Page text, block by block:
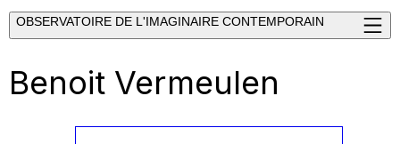
OBSERVATOIRE DE L'IMAGINAIRE CONTEMPORAIN
Benoit Vermeulen